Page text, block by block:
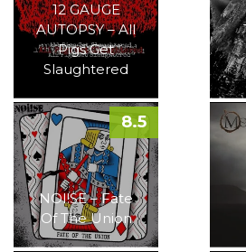
12 GAUGE
AUTOPSY – All
Pigs Get
Slaughtered
NOI!SE – Fate
Of The Union
8.5